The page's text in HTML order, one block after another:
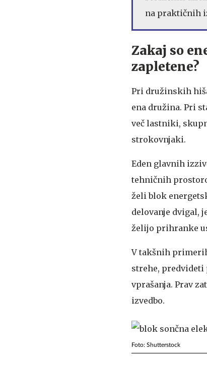
na praktičnih
Zakaj so
zapletene?
Pri družinskih
ena družina. Pri
več lastniki,
strokovnjaki.
Eden glavnih
tehničnih
želi blok
delovanje dvigal,
želijo prihranke
V takšnih
strehe,
vprašanja. Prav
izvedbo.
Foto: Shutterstock